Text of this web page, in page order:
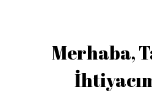
Merhaba,